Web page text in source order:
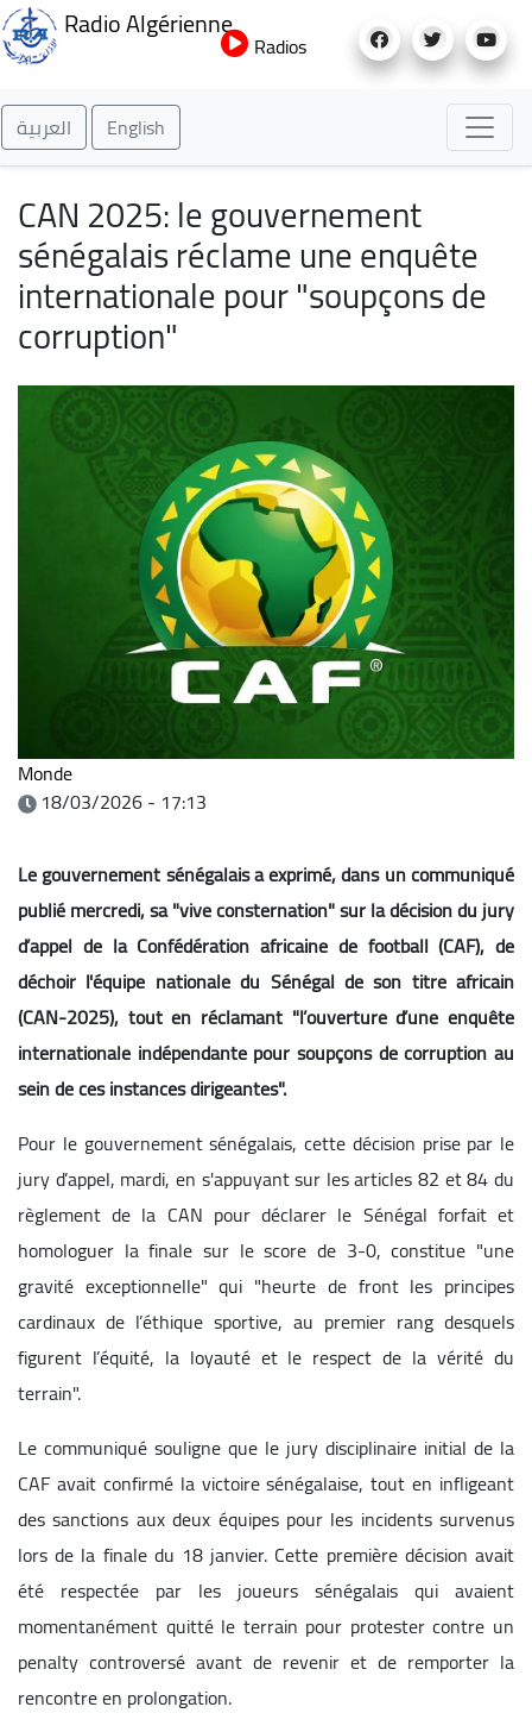
au
Radio Algérienne
Radios
العربية English
CAN 2025: le gouvernement
sénégalais réclame une enquête
internationale pour "soupçons de
corruption"
Monde
18/03/2026 - 17:13
Le gouvernement sénégalais a exprimé, dans un communiqué
publié mercredi, sa "vive consternation" sur la décision du jury
d’appel de la Confédération africaine de football (CAF), de
déchoir l'équipe nationale du Sénégal de son titre africain
(CAN-2025), tout en réclamant "l’ouverture d’une enquête
internationale indépendante pour soupçons de corruption au
sein de ces instances dirigeantes".
Pour le gouvernement sénégalais, cette décision prise par le
jury d’appel, mardi, en s'appuyant sur les articles 82 et 84 du
règlement de la CAN pour déclarer le Sénégal forfait et
homologuer la finale sur le score de 3-0, constitue "une
gravité exceptionnelle" qui "heurte de front les principes
cardinaux de l’éthique sportive, au premier rang desquels
figurent l’équité, la loyauté et le respect de la vérité du
terrain".
Le communiqué souligne que le jury disciplinaire initial de la
CAF avait confirmé la victoire sénégalaise, tout en infligeant
des sanctions aux deux équipes pour les incidents survenus
lors de la finale du 18 janvier. Cette première décision avait
été respectée par les joueurs sénégalais qui avaient
momentanément quitté le terrain pour protester contre un
penalty controversé avant de revenir et de remporter la
rencontre en prolongation.